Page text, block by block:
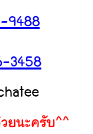
9488
3458
ยนะครับ^^